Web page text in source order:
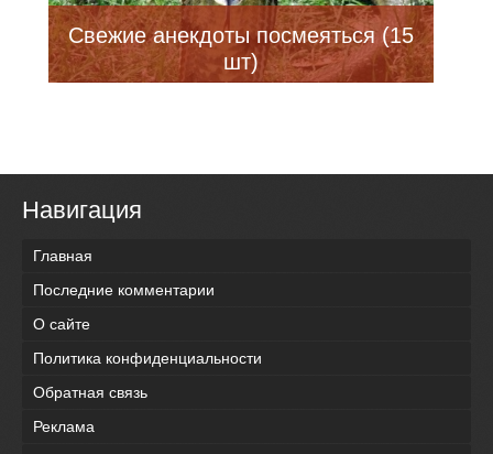
Свежие анекдоты посмеяться (15
шт)
Навигация
Главная
Последние комментарии
О сайте
Политика конфиденциальности
Обратная связь
Реклама